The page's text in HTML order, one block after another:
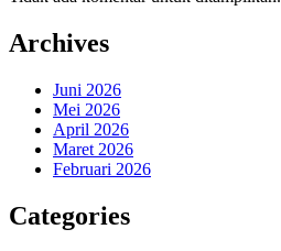
Archives
Juni 2026
Mei 2026
April 2026
Maret 2026
Februari 2026
Categories